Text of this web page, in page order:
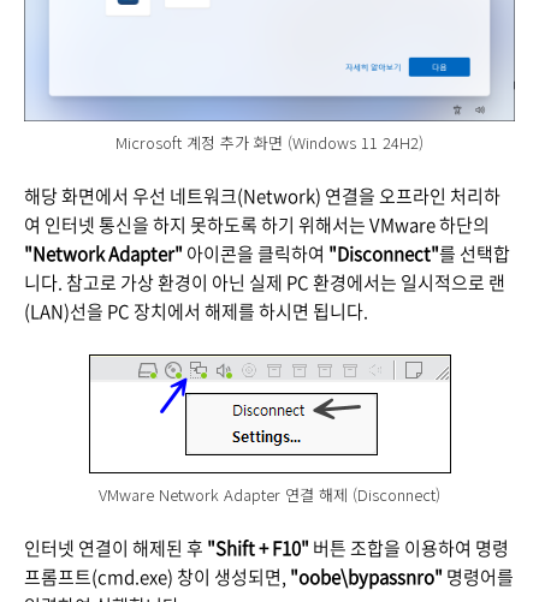
Microsoft 계정 추가 화면 (Windows 11 24H2)
해당 화면에서 우선 네트워크(Network) 연결을 오프라인 처리하
여 인터넷 통신을 하지 못하도록 하기 위해서는 VMware 하단의
"Network Adapter" 아이콘을 클릭하여 "Disconnect"를 선택합
니다. 참고로 가상 환경이 아닌 실제 PC 환경에서는 일시적으로 랜
(LAN)선을 PC 장치에서 해제를 하시면 됩니다.
VMware Network Adapter 연결 해제 (Disconnect)
인터넷 연결이 해제된 후 "Shift + F10" 버튼 조합을 이용하여 명령
프롬프트(cmd.exe) 창이 생성되면, "oobe\bypassnro" 명령어를